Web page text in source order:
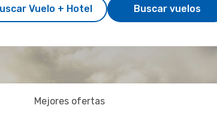
Vuelo + Hotel Buscar vuelos
Mejores ofertas